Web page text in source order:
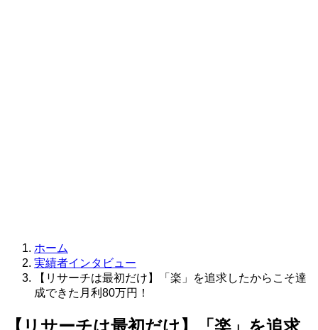
ホーム
実績者インタビュー
【リサーチは最初だけ】「楽」を追求したからこそ達
成できた月利80万円！
【リサーチは最初だけ】「楽」を追求